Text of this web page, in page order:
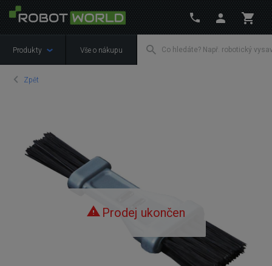
Produkty Vše o nákupu
Zpět
Prodej ukončen